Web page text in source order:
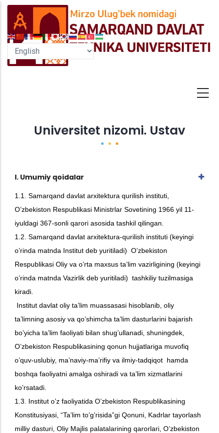
Skip
main
content
Universitet nizomi. Ustav
I. Umumiy qoidalar
1.1. Samarqand davlat arxitektura qurilish instituti,
O’zbekiston Respublikasi Ministrlar Sovetining 1966 yil 11-
iyuldagi 367-sonli qarori asosida tashkil qilingan.
1.2. Samarqand davlat arxitektura-qurilish instituti (keyingi
o’rinda matnda Institut deb yuritiladi) O’zbekiston
Respublikasi Oliy va o’rta maxsus ta’lim vazirligining (keyingi
o’rinda matnda Vazirlik deb yuritiladi) tashkiliy tuzilmasiga
kiradi.
Institut davlat oliy ta’lim muassasasi hisoblanib, oliy
ta’limning asosiy va qo’shimcha ta’lim dasturlarini bajarish
bo’yicha ta’lim faoliyati bilan shug’ullanadi, shuningdek,
O’zbekiston Respublikasining qonun hujjatlariga muvofiq
o’quv-uslubiy, ma’naviy-ma’rifiy va ilmiy-tadqiqot hamda
boshqa faoliyatni amalga oshiradi va ta’lim xizmatlarini
ko’rsatadi.
1.3. Institut o’z faoliyatida O’zbekiston Respublikasining
Konstitusiyasi, “Ta’lim to’g’risida”gi Qonuni, Kadrlar tayorlash
milliy dasturi, Oliy Majlis palatalarining qarorlari, O’zbekiston